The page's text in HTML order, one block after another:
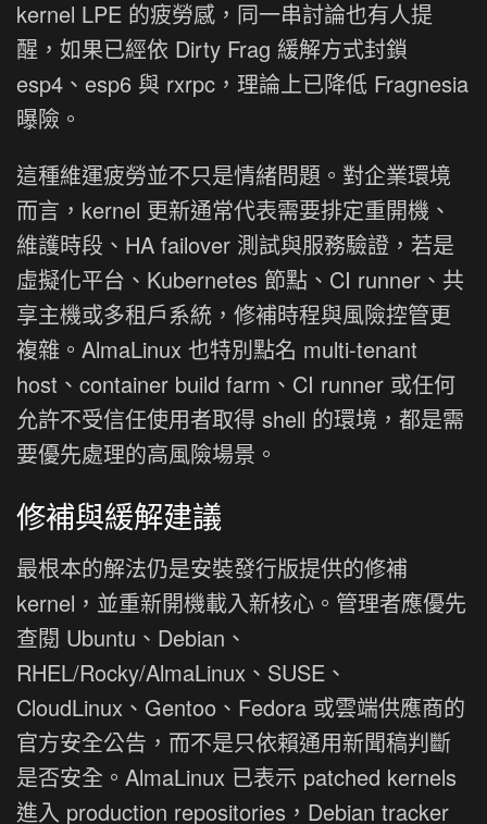
kernel LPE 的疲勞感，同一串討論也有人提
醒，如果已經依 Dirty Frag 緩解方式封鎖
esp4、esp6 與 rxrpc，理論上已降低 Fragnesia
曝險。
這種維運疲勞並不只是情緒問題。對企業環境
而言，kernel 更新通常代表需要排定重開機、
維護時段、HA failover 測試與服務驗證，若是
虛擬化平台、Kubernetes 節點、CI runner、共
享主機或多租戶系統，修補時程與風險控管更
複雜。AlmaLinux 也特別點名 multi-tenant
host、container build farm、CI runner 或任何
允許不受信任使用者取得 shell 的環境，都是需
要優先處理的高風險場景。
修補與緩解建議
最根本的解法仍是安裝發行版提供的修補
kernel，並重新開機載入新核心。管理者應優先
查閱 Ubuntu、Debian、
RHEL/Rocky/AlmaLinux、SUSE、
CloudLinux、Gentoo、Fedora 或雲端供應商的
官方安全公告，而不是只依賴通用新聞稿判斷
是否安全。AlmaLinux 已表示 patched kernels
進入 production repositories，Debian tracker